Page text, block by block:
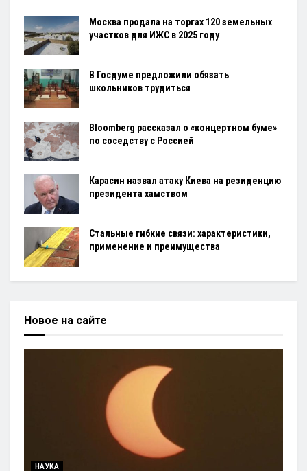
Москва продала на торгах 120 земельных
участков для ИЖС в 2025 году
В Госдуме предложили обязать
школьников трудиться
Bloomberg рассказал о «концертном буме»
по соседству с Россией
Карасин назвал атаку Киева на резиденцию
президента хамством
Стальные гибкие связи: характеристики,
применение и преимущества
Новое на сайте
НАУКА